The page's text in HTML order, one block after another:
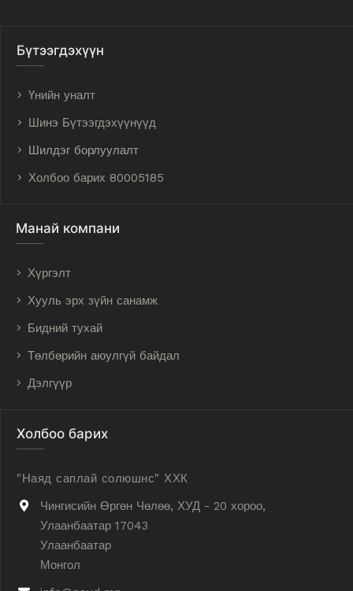
Бүтээгдэхүүн
Үнийн уналт
Шинэ Бүтээгдэхүүнүүд
Шилдэг борлуулалт
Холбоо барих 80005185
Манай компани
Хүргэлт
Хууль эрх зүйн санамж
Бидний тухай
Төлбөрийн аюулгүй байдал
Дэлгүүр
Холбоо барих
"Наяд саплай солюшнс" ХХК
Чингисийн Өргөн Чөлөө, ХУД - 20 хороо,
Улаанбаатар 17043
Улаанбаатар
Монгол